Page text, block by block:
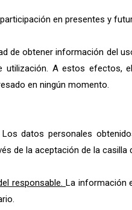
en presentes y
de obtener información del
utilización. A estos efectos,
en ningún momento.
Los datos personales
de la aceptación de la
responsable. La información